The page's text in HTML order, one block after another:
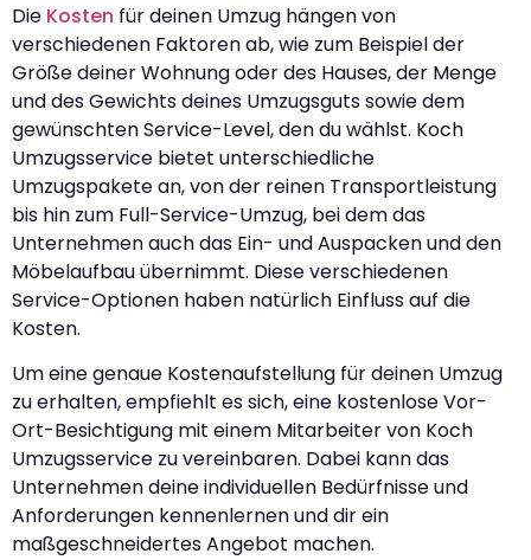
Die Kosten für deinen Umzug hängen von
verschiedenen Faktoren ab, wie zum Beispiel der
Größe deiner Wohnung oder des Hauses, der Menge
und des Gewichts deines Umzugsguts sowie dem
gewünschten Service-Level, den du wählst. Koch
Umzugsservice bietet unterschiedliche
Umzugspakete an, von der reinen Transportleistung
bis hin zum Full-Service-Umzug, bei dem das
Unternehmen auch das Ein- und Auspacken und den
Möbelaufbau übernimmt. Diese verschiedenen
Service-Optionen haben natürlich Einfluss auf die
Kosten.
Um eine genaue Kostenaufstellung für deinen Umzug
zu erhalten, empfiehlt es sich, eine kostenlose Vor-
Ort-Besichtigung mit einem Mitarbeiter von Koch
Umzugsservice zu vereinbaren. Dabei kann das
Unternehmen deine individuellen Bedürfnisse und
Anforderungen kennenlernen und dir ein
maßgeschneidertes Angebot machen.